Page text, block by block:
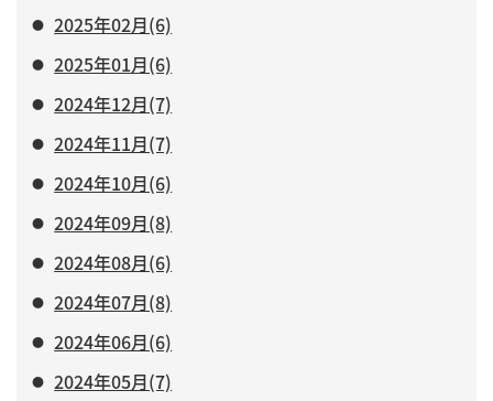
2025年02月(6)
2025年01月(6)
2024年12月(7)
2024年11月(7)
2024年10月(6)
2024年09月(8)
2024年08月(6)
2024年07月(8)
2024年06月(6)
2024年05月(7)